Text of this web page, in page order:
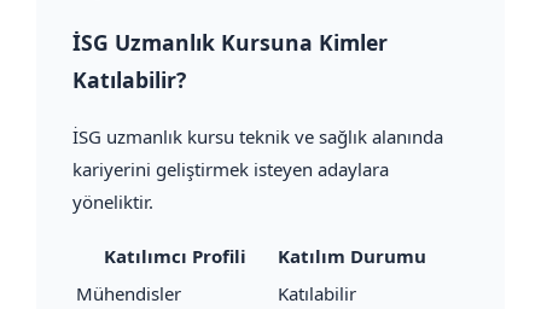
İSG Uzmanlık Kursuna Kimler
Katılabilir?
İSG uzmanlık kursu teknik ve sağlık alanında
kariyerini geliştirmek isteyen adaylara
yöneliktir.
Katılımcı Profili
Katılım Durumu
Mühendisler
Katılabilir